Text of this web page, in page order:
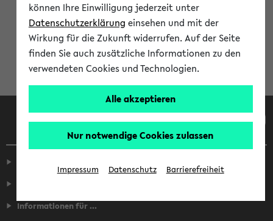
Informationen für ...
können Ihre Einwilligung jederzeit unter
Datenschutzerklärung einsehen und mit der
Wirkung für die Zukunft widerrufen. Auf der Seite
finden Sie auch zusätzliche Informationen zu den
verwendeten Cookies und Technologien.
Alle akzeptieren
Nur notwendige Cookies zulassen
Impressum Datenschutz Barrierefreiheit